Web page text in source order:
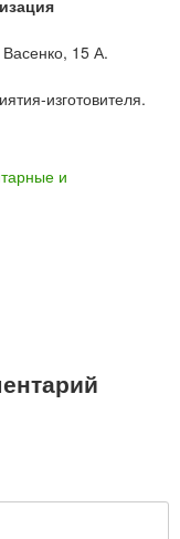
15 А.
изготовителя.
и